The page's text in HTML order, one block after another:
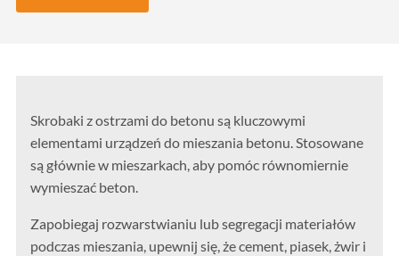
Skrobaki z ostrzami do betonu są kluczowymi
elementami urządzeń do mieszania betonu. Stosowane
są głównie w mieszarkach, aby pomóc równomiernie
wymieszać beton.
Zapobiegaj rozwarstwianiu lub segregacji materiałów
podczas mieszania, upewnij się, że cement, piasek, żwir i